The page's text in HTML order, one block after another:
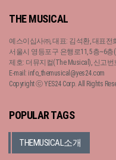
THE MUSICAL
예스이십사㈜, 대표: 김석환, 대표전
서울시 영등포구 은행로11, 5층~6
제호: 더뮤지컬(The Musical), 신고번
E-mail: info_themusical@yes24.com
Copyright ⓒ YES24 Corp. All Rights
POPULAR TAGS
THEMUSICAL소개